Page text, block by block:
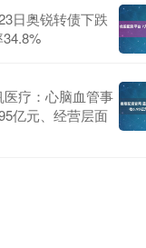
日奥锐转债下跌
疗：心脑血管事
亿元、经营层面